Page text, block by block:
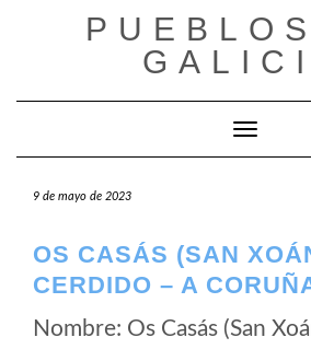
Cambiar
9 de mayo de 2023
OS CASÁS (SAN
CERDIDO – A
Nombre: Os Casás (San